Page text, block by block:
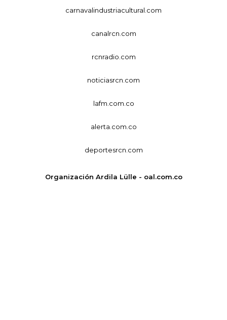
carnavalindustriacultural.com
canalrcn.com
rcnradio.com
noticiasrcn.com
lafm.com.co
alerta.com.co
deportesrcn.com
Organización Ardila Lülle - oal.com.co